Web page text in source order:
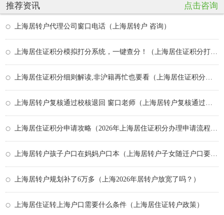
推荐资讯 点击咨询
上海居转户代理公司窗口电话（上海居转户 咨询）
上海居转户规划补了6万多（上海2026年居转户放宽了吗？）
上海居住证转上海户口需要什么条件（上海居住证转户政策）